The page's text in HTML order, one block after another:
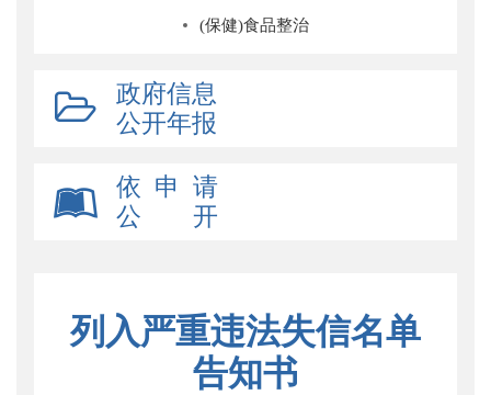
(保健)食品整治
政府信息
公开年报
依 申 请
公 开
列入严重违法失信名单
告知书